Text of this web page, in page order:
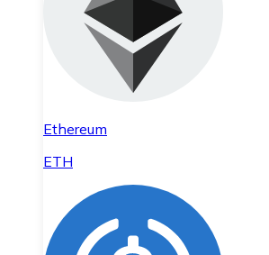
Ethereum
ETH